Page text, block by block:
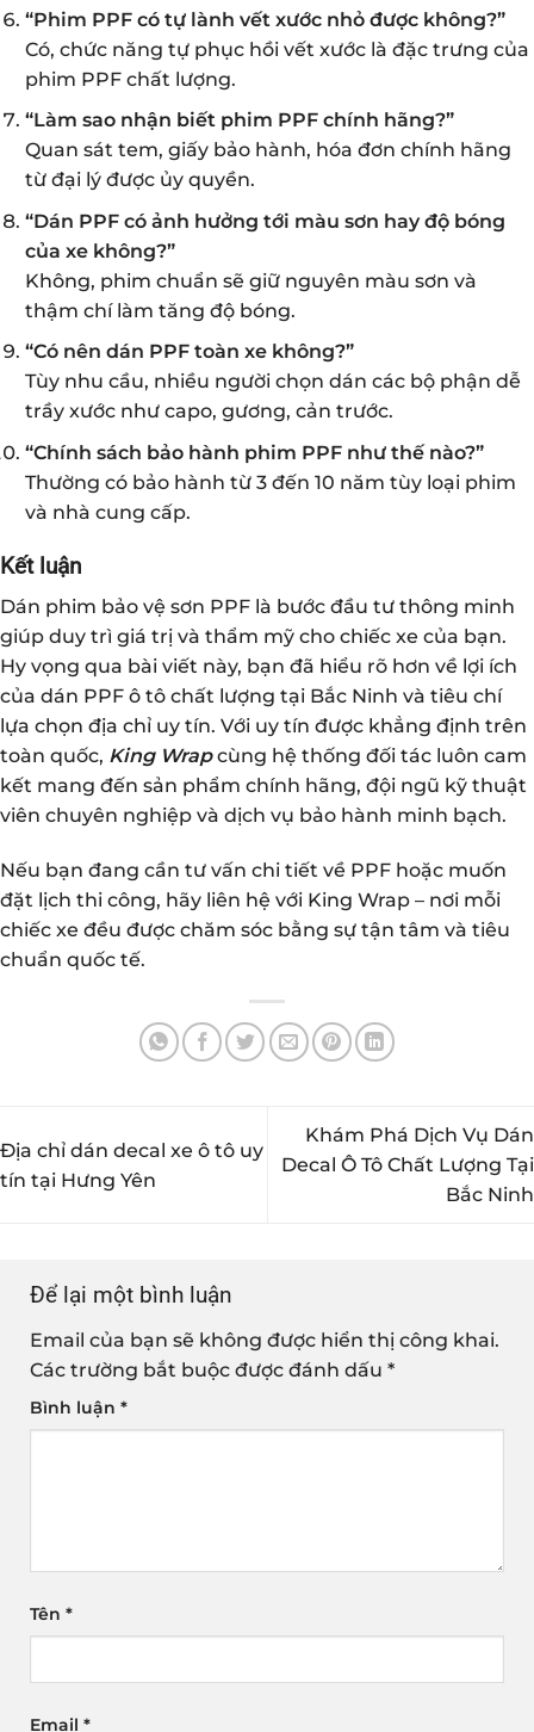
“Phim PPF có tự lành vết xước nhỏ được không?”
Có, chức năng tự phục hồi vết xước là đặc trưng của
phim PPF chất lượng.
“Làm sao nhận biết phim PPF chính hãng?”
Quan sát tem, giấy bảo hành, hóa đơn chính hãng
từ đại lý được ủy quyền.
“Dán PPF có ảnh hưởng tới màu sơn hay độ bóng
của xe không?”
Không, phim chuẩn sẽ giữ nguyên màu sơn và
thậm chí làm tăng độ bóng.
“Có nên dán PPF toàn xe không?”
Tùy nhu cầu, nhiều người chọn dán các bộ phận dễ
trầy xước như capo, gương, cản trước.
“Chính sách bảo hành phim PPF như thế nào?”
Thường có bảo hành từ 3 đến 10 năm tùy loại phim
và nhà cung cấp.
Kết luận
Dán phim bảo vệ sơn PPF là bước đầu tư thông minh
giúp duy trì giá trị và thẩm mỹ cho chiếc xe của bạn.
Hy vọng qua bài viết này, bạn đã hiểu rõ hơn về lợi ích
của dán PPF ô tô chất lượng tại Bắc Ninh và tiêu chí
lựa chọn địa chỉ uy tín. Với uy tín được khẳng định trên
toàn quốc, King Wrapcùng hệ thống đối tác luôn cam
kết mang đến sản phẩm chính hãng, đội ngũ kỹ thuật
viên chuyên nghiệp và dịch vụ bảo hành minh bạch.
Nếu bạn đang cần tư vấn chi tiết về PPF hoặc muốn
đặt lịch thi công, hãy liên hệ với King Wrap – nơi mỗi
chiếc xe đều được chăm sóc bằng sự tận tâm và tiêu
chuẩn quốc tế.
Địa chỉ dán decal xe ô tô uy
tín tại Hưng Yên
Khám Phá Dịch Vụ Dán
Decal Ô Tô Chất Lượng Tại
Bắc Ninh
Để lại một bình luận
Email của bạn sẽ không được hiển thị công khai.
Các trường bắt buộc được đánh dấu *
Bình luận *
Tên *
Email *